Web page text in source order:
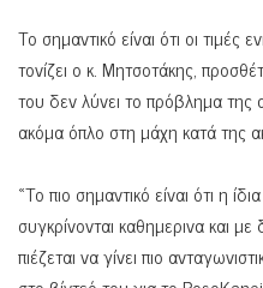
Το σημαντικό είναι ότι οι
τονίζει ο κ. Μητσοτάκης,
του δεν λύνει το πρόβλημα της
ακόμα όπλο στη μάχη κατά της
«Το πιο σημαντικό είναι ότι η
συγκρίνονται καθημερινα και
πιέζεται να γίνει πιο